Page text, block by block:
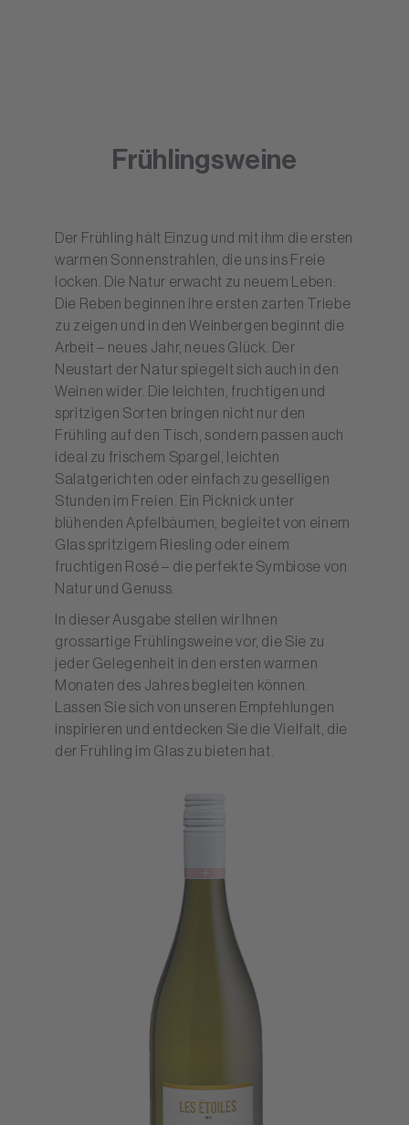
Frühlingsweine
Der Frühling hält Einzug und mit ihm die ersten
warmen Sonnenstrahlen, die uns ins Freie
locken. Die Natur erwacht zu neuem Leben:
Die Reben beginnen ihre ersten zarten Triebe
zu zeigen und in den Weinbergen beginnt die
Arbeit – neues Jahr, neues Glück. Der
Neustart der Natur spiegelt sich auch in den
Weinen wider. Die leichten, fruchtigen und
spritzigen Sorten bringen nicht nur den
Frühling auf den Tisch, sondern passen auch
ideal zu frischem Spargel, leichten
Salatgerichten oder einfach zu geselligen
Stunden im Freien. Ein Picknick unter
blühenden Apfelbäumen, begleitet von einem
Glas spritzigem Riesling oder einem
fruchtigen Rosé – die perfekte Symbiose von
Natur und Genuss.
In dieser Ausgabe stellen wir Ihnen
grossartige Frühlingsweine vor, die Sie zu
jeder Gelegenheit in den ersten warmen
Monaten des Jahres begleiten können.
Lassen Sie sich von unseren Empfehlungen
inspirieren und entdecken Sie die Vielfalt, die
der Frühling im Glas zu bieten hat.